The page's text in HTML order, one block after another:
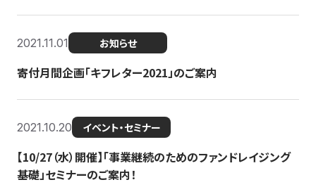
2021.11.01 お知らせ
寄付月間企画「キフレター2021」のご案内
2021.10.20 イベント・セミナー
【10/27（水）開催】「事業継続のためのファンドレイジング
基礎」セミナーのご案内！